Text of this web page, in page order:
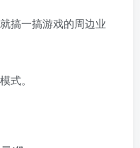
搞一搞游戏的周边业
式。